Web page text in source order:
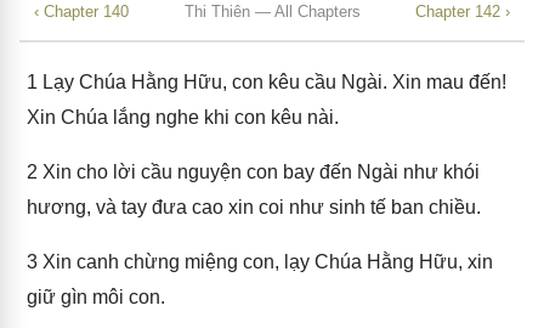
‹ Chapter 140 Thi Thiên — All Chapters Chapter 142 ›
1 Lạy Chúa Hằng Hữu, con kêu cầu Ngài. Xin mau đến!
Xin Chúa lắng nghe khi con kêu nài.
2 Xin cho lời cầu nguyện con bay đến Ngài như khói
hương, và tay đưa cao xin coi như sinh tế ban chiều.
3 Xin canh chừng miệng con, lạy Chúa Hằng Hữu, xin
giữ gìn môi con.